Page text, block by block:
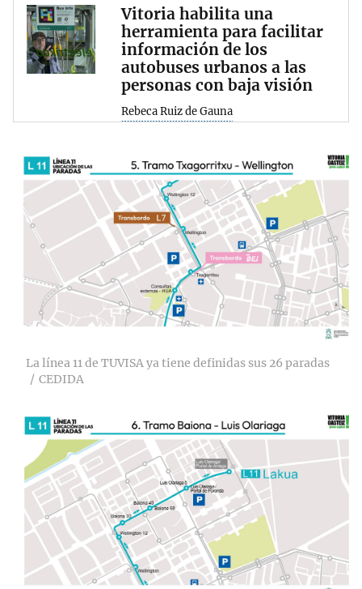
Vitoria habilita una
herramienta para facilitar
información de los
autobuses urbanos a las
personas con baja visión
Rebeca Ruiz de Gauna
La línea 11 de TUVISA ya tiene definidas sus 26 paradas
CEDIDA